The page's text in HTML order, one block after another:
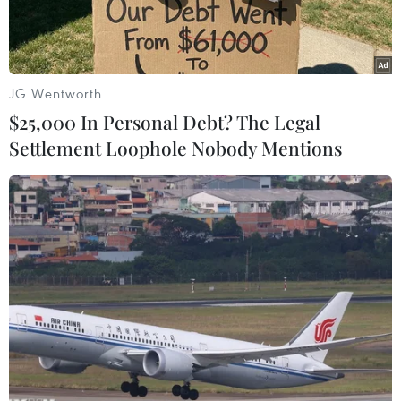
Bãi thử hạt nhân ngầm Punggye-ri của Triều Tiên. (Nguồn: 38
North/TTXVN)
Yonhap đưa tin Đại sứ Triều Tiên tại Ấn Độ Kye
Chun-yong ngày 21/6 cho biết Bình Nhưỡng sẵn
sàng tạm ngừng có điều kiện các hoạt động thử
hạt nhân và tên lửa của nước này, trong một nỗ
JG Wentworth
$25,000 In Personal Debt? The Legal
Settlement Loophole Nobody Mentions